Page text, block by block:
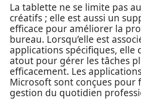
La tablette ne se limite pas
créatifs ; elle est aussi un
efficace pour améliorer la
bureau. Lorsqu’elle est
applications spécifiques, elle
atout pour gérer les tâches
efficacement. Les
Microsoft sont conçues pour
gestion du quotidien